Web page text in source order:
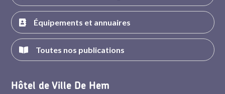
Équipements et annuaires
Toutes nos publications
Hôtel de Ville De Hem